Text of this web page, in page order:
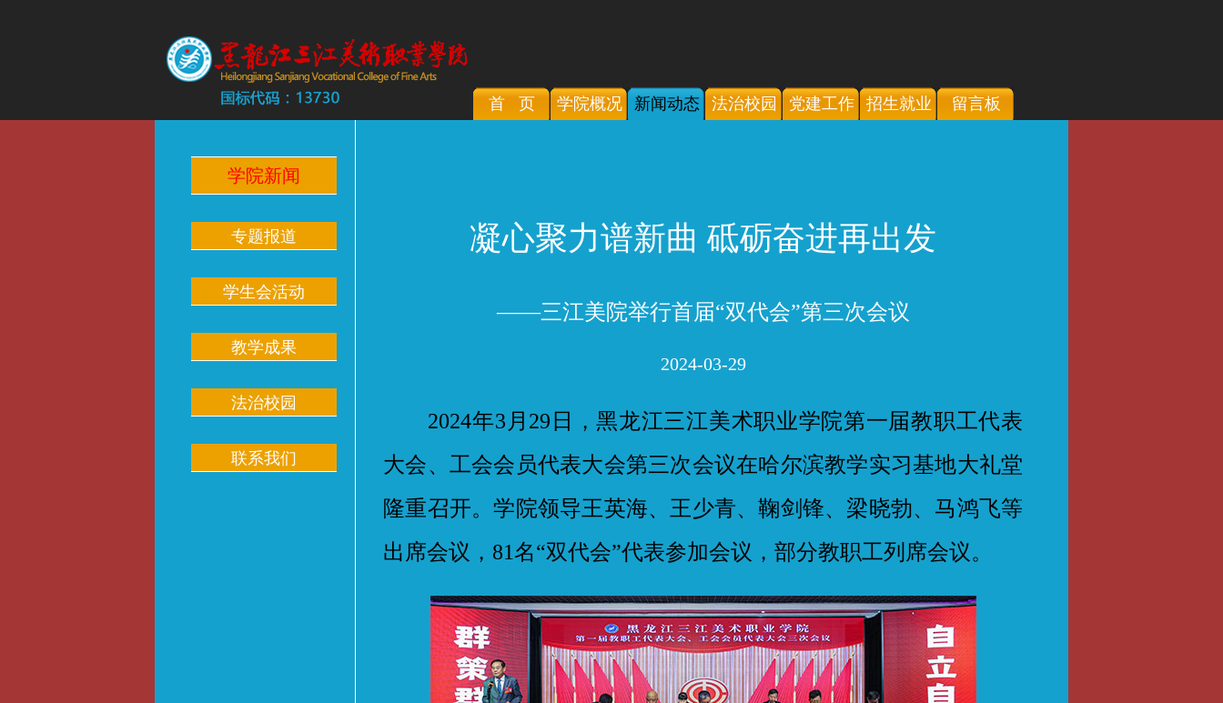
首 页 学院概况 新闻动态 法治校园 党建工作 招生就业 留言板
学院新闻
专题报道
学生会活动
教学成果
法治校园
联系我们
凝心聚力谱新曲 砥砺奋进再出发
——三江美院举行首届“双代会”第三次会议
2024-03-29
2024年3月29日，黑龙江三江美术职业学院第一届教职工代表
大会、工会会员代表大会第三次会议在哈尔滨教学实习基地大礼堂
隆重召开。学院领导王英海、王少青、鞠剑锋、梁晓勃、马鸿飞等
出席会议，81名“双代会”代表参加会议，部分教职工列席会议。